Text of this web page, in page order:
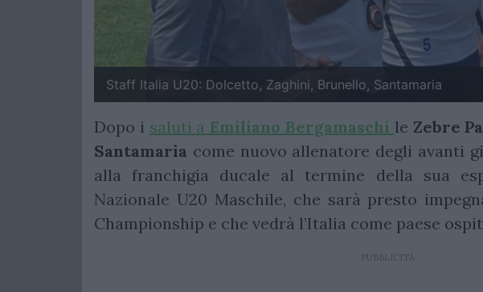
Staff Italia U20: Dolcetto, Zaghini, Brunello, Santamaria
Dopo i saluti a Emiliano Bergamaschi le Zebre
Santamaria come nuovo allenatore degli avanti
alla franchigia ducale al termine della sua
Nazionale U20 Maschile, che sarà presto
Championship e che vedrà l’Italia come paese